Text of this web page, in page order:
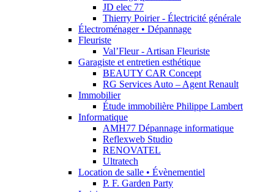
JD elec 77
Thierry Poirier - Électricité générale
Électroménager • Dépannage
Fleuriste
Val’Fleur - Artisan Fleuriste
Garagiste et entretien esthétique
BEAUTY CAR Concept
RG Services Auto – Agent Renault
Immobilier
Étude immobilière Philippe Lambert
Informatique
AMH77 Dépannage informatique
Reflexweb Studio
RENOVATEL
Ultratech
Location de salle • Évènementiel
P. F. Garden Party